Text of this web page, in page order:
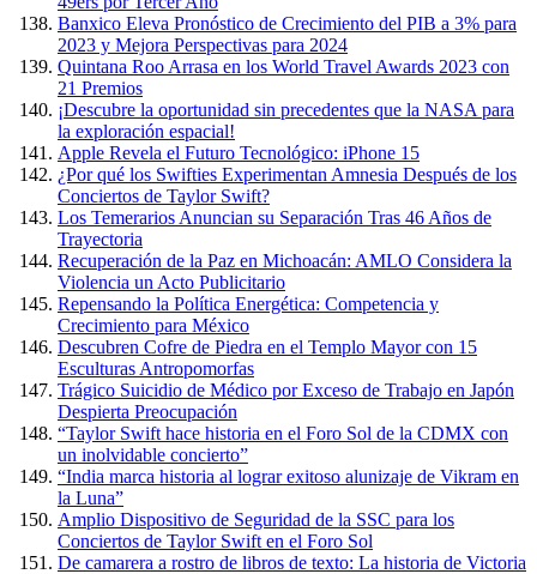
Banxico Eleva Pronóstico de Crecimiento del PIB a 3% para
2023 y Mejora Perspectivas para 2024
Quintana Roo Arrasa en los World Travel Awards 2023 con
21 Premios
¡Descubre la oportunidad sin precedentes que la NASA para
la exploración espacial!
Apple Revela el Futuro Tecnológico: iPhone 15
¿Por qué los Swifties Experimentan Amnesia Después de los
Conciertos de Taylor Swift?
Los Temerarios Anuncian su Separación Tras 46 Años de
Trayectoria
Recuperación de la Paz en Michoacán: AMLO Considera la
Violencia un Acto Publicitario
Repensando la Política Energética: Competencia y
Crecimiento para México
Descubren Cofre de Piedra en el Templo Mayor con 15
Esculturas Antropomorfas
Trágico Suicidio de Médico por Exceso de Trabajo en Japón
Despierta Preocupación
“Taylor Swift hace historia en el Foro Sol de la CDMX con
un inolvidable concierto”
“India marca historia al lograr exitoso alunizaje de Vikram en
la Luna”
Amplio Dispositivo de Seguridad de la SSC para los
Conciertos de Taylor Swift en el Foro Sol
De camarera a rostro de libros de texto: La historia de Victoria